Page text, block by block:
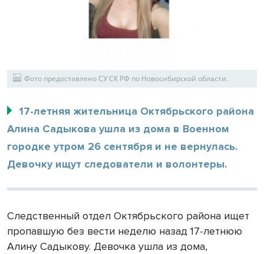
Фото предоставлено СУ СК РФ по Новосибирской области.
17-летняя жительница Октябрьского района
Алина Садыкова ушла из дома в Военном
городке утром 26 сентября и не вернулась.
Девочку ищут следователи и волонтеры.
Следственный отдел Октябрьского района ищет
пропавшую без вести неделю назад 17-летнюю
Алину Садыкову. Девочка ушла из дома,